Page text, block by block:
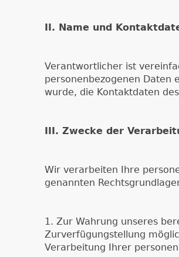
II. Name und
Verantwortlicher ist
personenbezogenen Daten
wurde, die Kontaktdaten
III. Zwecke der
Wir verarbeiten Ihre
genannten
1. Zur Wahrung unseres
Zurverfügungstellung
Verarbeitung Ihrer